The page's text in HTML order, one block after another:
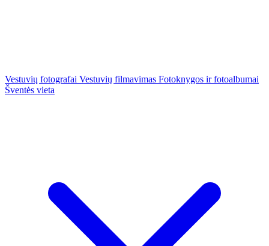
Vestuvių fotografai Vestuvių filmavimas Fotoknygos ir fotoalbumai
Šventės vieta